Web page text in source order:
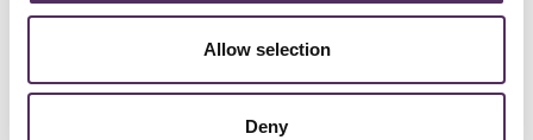
Allow selection
Deny
Bekijk deze woningen ook eens.